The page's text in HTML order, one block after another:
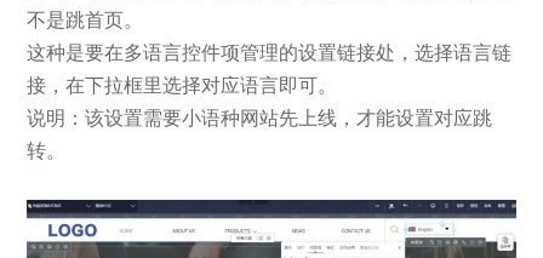
不是跳首页。
这种是要在多语言控件项管理的设置链接处，选择语言链
接，在下拉框里选择对应语言即可。
说明：该设置需要小语种网站先上线，才能设置对应跳
转。